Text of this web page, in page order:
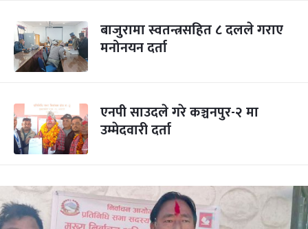
बाजुरामा स्वतन्त्रसहित ८ दलले गराए
मनोनयन दर्ता
एनपी साउदले गरे कञ्चनपुर-२ मा
उम्मेदवारी दर्ता